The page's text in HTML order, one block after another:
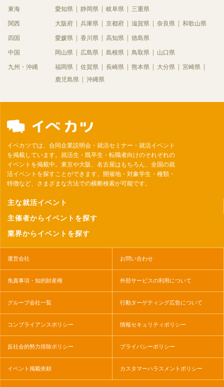
東海 愛知県 静岡県 岐阜県 三重県
関西 大阪府 兵庫県 京都府 滋賀県 奈良県 和歌山県
四国 愛媛県 香川県 高知県 徳島県
中国 岡山県 広島県 島根県 鳥取県 山口県
九州・沖縄 福岡県 佐賀県 長崎県 熊本県 大分県
宮崎県
鹿児島県
沖縄県
イベカツでは、合同企業説明会・就活セミナー・就活イベント
を掲載しています。就活生・既卒生・転職者向けのそれぞれの
イベントを掲載中。東京や大阪、名古屋はもちろん、全国の就
活イベントを探すことができます。開催地・対象学生・種類・
特徴など、さまざまな方法での横断検索が可能です。
主な就活イベント
主催者からイベントを探す
業界からイベントを探す
運営会社 お問い合わせ
免責事項・知的財産権 外部サービスの利用について
グループ会社一覧 行動ターゲティング広告について
コンプライアンスポリシー 情報セキュリティポリシー
反社会的勢力排除ポリシー プライバシーポリシー
イベント掲載依頼 カスタマーハラスメントポリシー